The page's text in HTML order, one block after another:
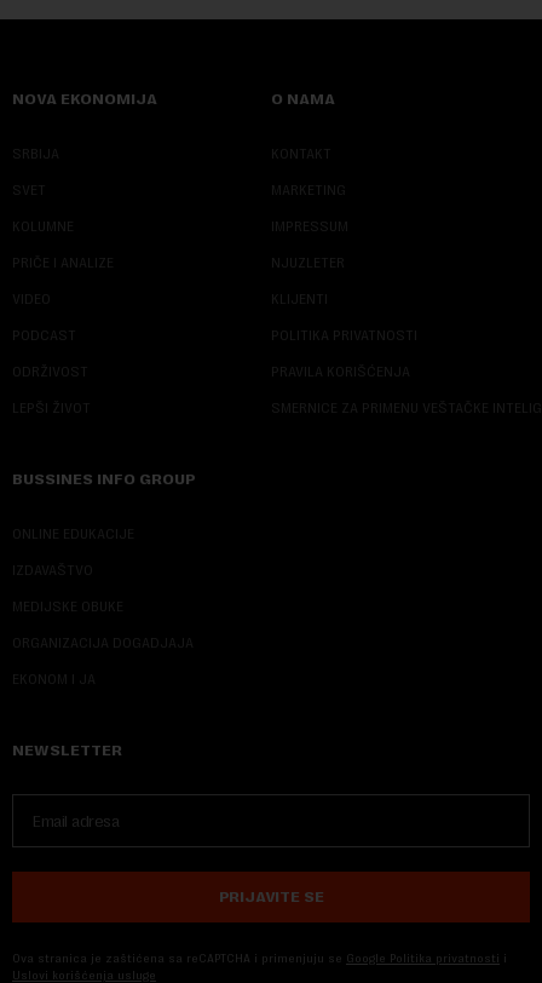
NOVA EKONOMIJA
SRBIJA
SVET
KOLUMNE
PRIČE I ANALIZE
VIDEO
PODCAST
ODRŽIVOST
LEPŠI ŽIVOT
O NAMA
KONTAKT
MARKETING
IMPRESSUM
NJUZLETER
KLIJENTI
POLITIKA PRIVATNOSTI
PRAVILA KORIŠĆENJA
SMERNICE ZA PRIMENU VEŠTAČKE
BUSSINES INFO GROUP
ONLINE EDUKACIJE
IZDAVAŠTVO
MEDIJSKE OBUKE
ORGANIZACIJA DOGADJAJA
EKONOM I JA
NEWSLETTER
PRIJAVITE SE
Ova stranica je zaštićena sa reCAPTCHA i primenjuju se Google Politika privatnosti i
Uslovi korišćenja usluge